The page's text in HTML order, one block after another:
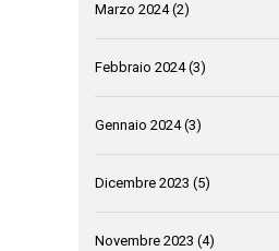
Marzo 2024(2)
Febbraio 2024(3)
Gennaio 2024(3)
Dicembre 2023 (5)
Novembre 2023 (4)